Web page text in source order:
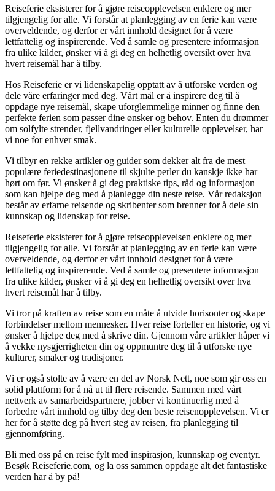
Reiseferie eksisterer for å gjøre reiseopplevelsen enklere og mer
tilgjengelig for alle. Vi forstår at planlegging av en ferie kan være
overveldende, og derfor er vårt innhold designet for å være
lettfattelig og inspirerende. Ved å samle og presentere informasjon
fra ulike kilder, ønsker vi å gi deg en helhetlig oversikt over hva
hvert reisemål har å tilby.
Hos Reiseferie er vi lidenskapelig opptatt av å utforske verden og
dele våre erfaringer med deg. Vårt mål er å inspirere deg til å
oppdage nye reisemål, skape uforglemmelige minner og finne den
perfekte ferien som passer dine ønsker og behov. Enten du drømmer
om solfylte strender, fjellvandringer eller kulturelle opplevelser, har
vi noe for enhver smak.
Vi tilbyr en rekke artikler og guider som dekker alt fra de mest
populære feriedestinasjonene til skjulte perler du kanskje ikke har
hørt om før. Vi ønsker å gi deg praktiske tips, råd og informasjon
som kan hjelpe deg med å planlegge din neste reise. Vår redaksjon
består av erfarne reisende og skribenter som brenner for å dele sin
kunnskap og lidenskap for reise.
Reiseferie eksisterer for å gjøre reiseopplevelsen enklere og mer
tilgjengelig for alle. Vi forstår at planlegging av en ferie kan være
overveldende, og derfor er vårt innhold designet for å være
lettfattelig og inspirerende. Ved å samle og presentere informasjon
fra ulike kilder, ønsker vi å gi deg en helhetlig oversikt over hva
hvert reisemål har å tilby.
Vi tror på kraften av reise som en måte å utvide horisonter og skape
forbindelser mellom mennesker. Hver reise forteller en historie, og vi
ønsker å hjelpe deg med å skrive din. Gjennom våre artikler håper vi
å vekke nysgjerrigheten din og oppmuntre deg til å utforske nye
kulturer, smaker og tradisjoner.
Vi er også stolte av å være en del av Norsk Nett, noe som gir oss en
solid plattform for å nå ut til flere reisende. Sammen med vårt
nettverk av samarbeidspartnere, jobber vi kontinuerlig med å
forbedre vårt innhold og tilby deg den beste reisenopplevelsen. Vi er
her for å støtte deg på hvert steg av reisen, fra planlegging til
gjennomføring.
Bli med oss på en reise fylt med inspirasjon, kunnskap og eventyr.
Besøk Reiseferie.com, og la oss sammen oppdage alt det fantastiske
verden har å by på!